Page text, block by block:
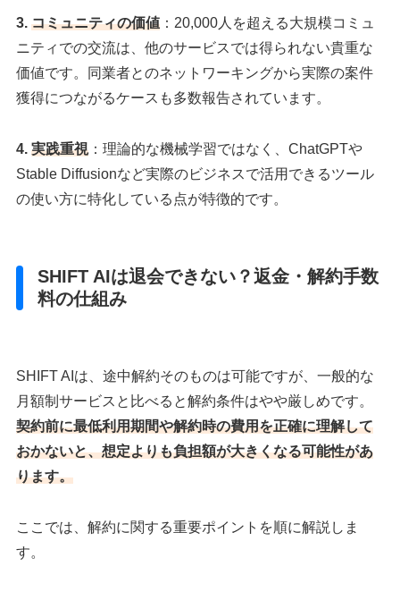
3.コミュニティの価値 ：20,000人を超える大規模コミュ
ニティでの交流は、他のサービスでは得られない貴重な
価値です。同業者とのネットワーキングから実際の案件
獲得につながるケースも多数報告されています。
4.実践重視：理論的な機械学習ではなく、ChatGPTや
Stable Diffusionなど実際のビジネスで活用できるツール
の使い方に特化している点が特徴的です。
SHIFT AIは退会できない？返金・解約手数
料の仕組み
SHIFT AIは、途中解約そのものは可能ですが、一般的な
月額制サービスと比べると解約条件はやや厳しめです。
契約前に最低利用期間や解約時の費用を正確に理解して
おかないと、想定よりも負担額が大きくなる可能性があ
ります。
ここでは、解約に関する重要ポイントを順に解説しま
す。